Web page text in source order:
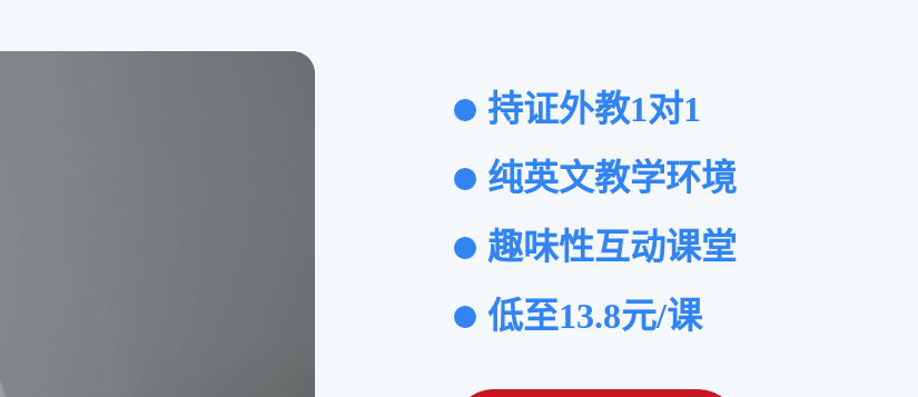
持证外教1对1
纯英文教学环境
趣味性互动课堂
低至13.8元/课